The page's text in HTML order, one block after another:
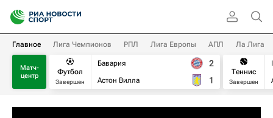
Главное Лига Чемпионов РПЛ Лига Европы АПЛ Ла Лига
Матч-
центр
Футбол
Завершен
Бавария
Астон Вилла
2
1
Теннис
Завершен